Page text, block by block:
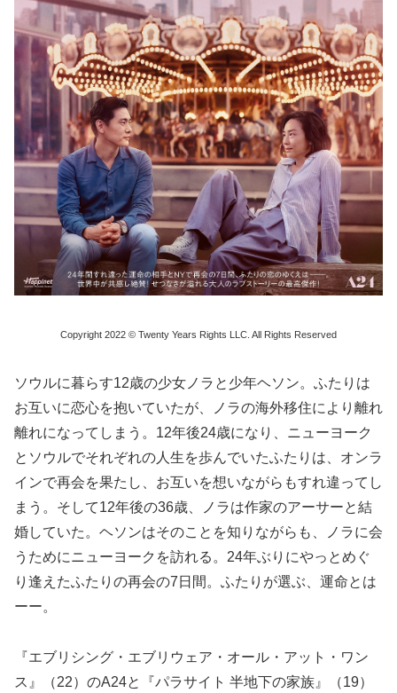
Copyright 2022 © Twenty Years Rights LLC. All Rights Reserved
ソウルに暮らす12歳の少女ノラと少年ヘソン。ふたりは
お互いに恋心を抱いていたが、ノラの海外移住により離れ
離れになってしまう。12年後24歳になり、ニューヨーク
とソウルでそれぞれの人生を歩んでいたふたりは、オンラ
インで再会を果たし、お互いを想いながらもすれ違ってし
まう。そして12年後の36歳、ノラは作家のアーサーと結
婚していた。ヘソンはそのことを知りながらも、ノラに会
うためにニューヨークを訪れる。24年ぶりにやっとめぐ
り逢えたふたりの再会の7日間。ふたりが選ぶ、運命とは
ーー。
『エブリシング・エブリウェア・オール・アット・ワン
ス』（22）のA24と『パラサイト 半地下の家族』（19）